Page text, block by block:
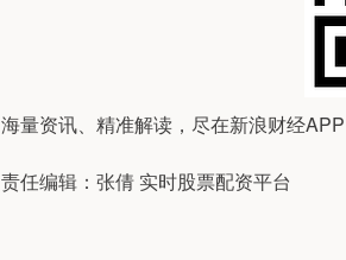
海量资讯、精准解读，尽在新浪财经APP
责任编辑：张倩 实时股票配资平台